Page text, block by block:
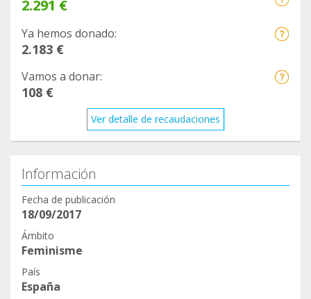
2.291 €
Ya hemos donado:
2.183 €
Vamos a donar:
108 €
Ver detalle de recaudaciones
Información
Fecha de publicación
18/09/2017
Ámbito
Feminisme
País
España